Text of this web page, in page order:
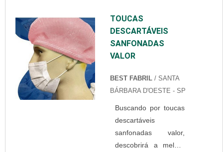
TOUCAS
DESCARTÁVEIS
SANFONADAS
VALOR
BEST FABRIL / SANTA
BÁRBARA D'OESTE - SP
Buscando por toucas
descartáveis
sanfonadas valor,
descobrirá a melhor